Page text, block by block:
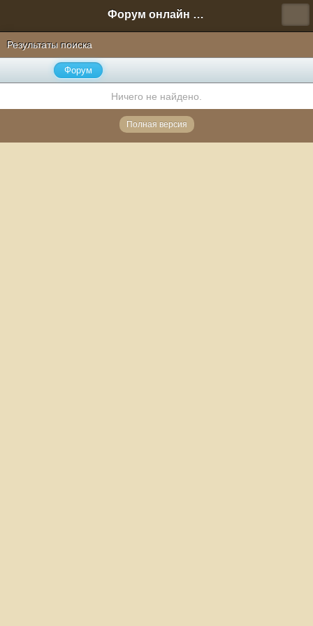
Форум онлайн игры "Новая Эра" (Нюра Биз)
Результаты поиска
Форум
Ничего не найдено.
Полная версия